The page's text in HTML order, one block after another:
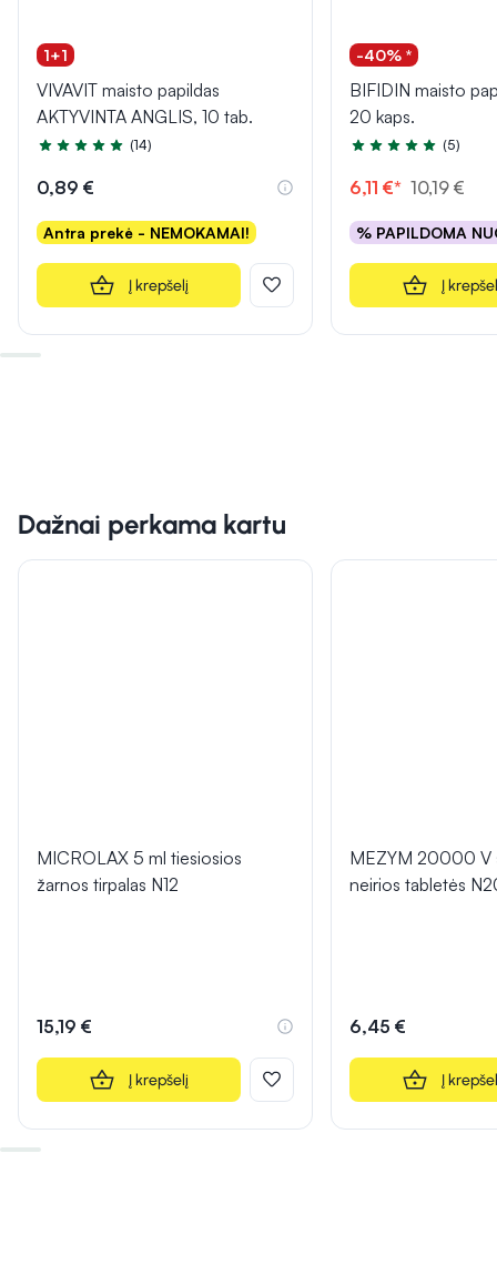
1+1
VIVAVIT maisto papildas
AKTYVINTA ANGLIS, 10 tab.
Įvertinimas 5.0 iš 5
(14)
0,89 €
Antra prekė - NEMOKAMAI!
Į krepšelį
-40% *
BIFIDIN maisto
20 kaps.
Įvertinimas 4.6 iš 5
(5)
6,11 €* 10,19 €
% PAPILDOMA
Į
Dažnai perkama kartu
MICROLAX 5 ml tiesiosios
žarnos tirpalas N12
15,19 €
Į krepšelį
MEZYM 20000 V
neirios tabletės
6,45 €
Į